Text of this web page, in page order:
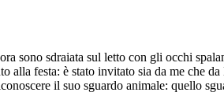
sono sdraiata sul letto con gli occhi
festa: è stato invitato sia da me che
il suo sguardo animale: quello